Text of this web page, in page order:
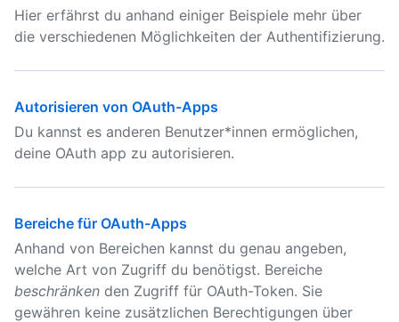
Hier erfährst du anhand einiger Beispiele mehr über
die verschiedenen Möglichkeiten der Authentifizierung.
Autorisieren von OAuth-Apps
Du kannst es anderen Benutzer*innen ermöglichen,
deine OAuth app zu autorisieren.
Bereiche für OAuth-Apps
Anhand von Bereichen kannst du genau angeben,
welche Art von Zugriff du benötigst. Bereiche
beschränken den Zugriff für OAuth-Token. Sie
gewähren keine zusätzlichen Berechtigungen über